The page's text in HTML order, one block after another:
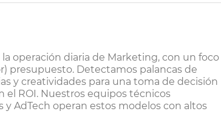
operación diaria de Marketing, con un foco
presupuesto. Detectamos palancas de
y creatividades para una toma de decisión
el ROI. Nuestros equipos técnicos
y AdTech operan estos modelos con altos